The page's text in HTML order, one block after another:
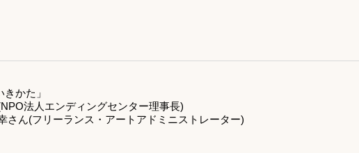
かた」
法人エンディングセンター理事長)
さん(フリーランス・アートアドミニストレーター)